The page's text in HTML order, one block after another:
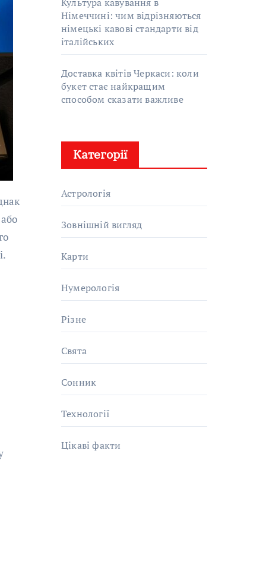
Німеччині: чим відрізняються
німецькі кавові стандарти від
італійських
Доставка квітів Черкаси: коли
букет стає найкращим
способом сказати важливе
Категорії
Астрологія
Зовнішній вигляд
Карти
Нумерологія
Різне
Свята
Сонник
Технології
Цікаві факти